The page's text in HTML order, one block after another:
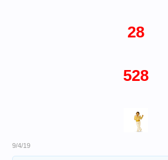
28
528
9/4/19